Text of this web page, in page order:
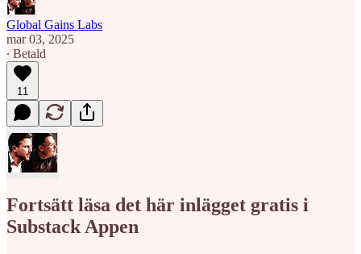
Global Gains Labs
mar 03, 2025
∙ Betald
11
Fortsätt läsa det här inlägget gratis i
Substack Appen